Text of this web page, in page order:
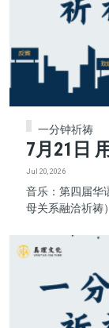
一分钟祈祷
7月21日
Jul 20, 2026
音乐：第四届华
母关系融洽祈祷）